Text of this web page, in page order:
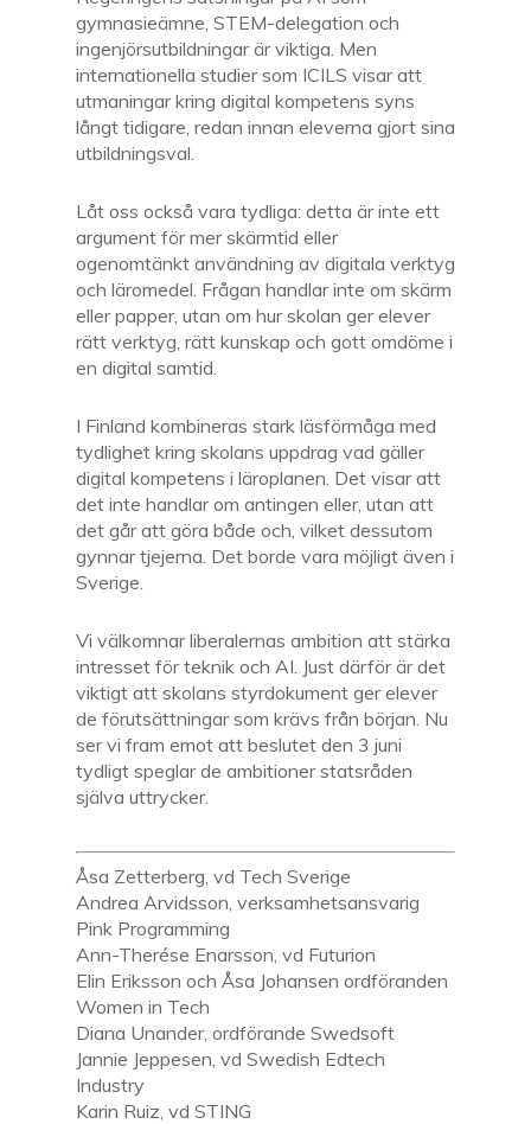
gymnasieämne, STEM-delegation och
ingenjörsutbildningar är viktiga. Men
internationella studier som ICILS visar att
utmaningar kring digital kompetens syns
långt tidigare, redan innan eleverna gjort sina
utbildningsval.
Låt oss också vara tydliga: detta är inte ett
argument för mer skärmtid eller
ogenomtänkt användning av digitala verktyg
och läromedel. Frågan handlar inte om skärm
eller papper, utan om hur skolan ger elever
rätt verktyg, rätt kunskap och gott omdöme i
en digital samtid.
I Finland kombineras stark läsförmåga med
tydlighet kring skolans uppdrag vad gäller
digital kompetens i läroplanen. Det visar att
det inte handlar om antingen eller, utan att
det går att göra både och, vilket dessutom
gynnar tjejerna. Det borde vara möjligt även i
Sverige.
Vi välkomnar liberalernas ambition att stärka
intresset för teknik och AI. Just därför är det
viktigt att skolans styrdokument ger elever
de förutsättningar som krävs från början. Nu
ser vi fram emot att beslutet den 3 juni
tydligt speglar de ambitioner statsråden
själva uttrycker.
Åsa Zetterberg, vd Tech Sverige
Andrea Arvidsson, verksamhetsansvarig
Pink Programming
Ann-Therése Enarsson, vd Futurion
Elin Eriksson och Åsa Johansen ordföranden
Women in Tech
Diana Unander, ordförande Swedsoft
Jannie Jeppesen, vd Swedish Edtech
Industry
Karin Ruiz, vd STING